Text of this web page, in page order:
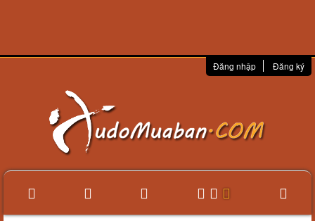
Đăng nhập Đăng ký